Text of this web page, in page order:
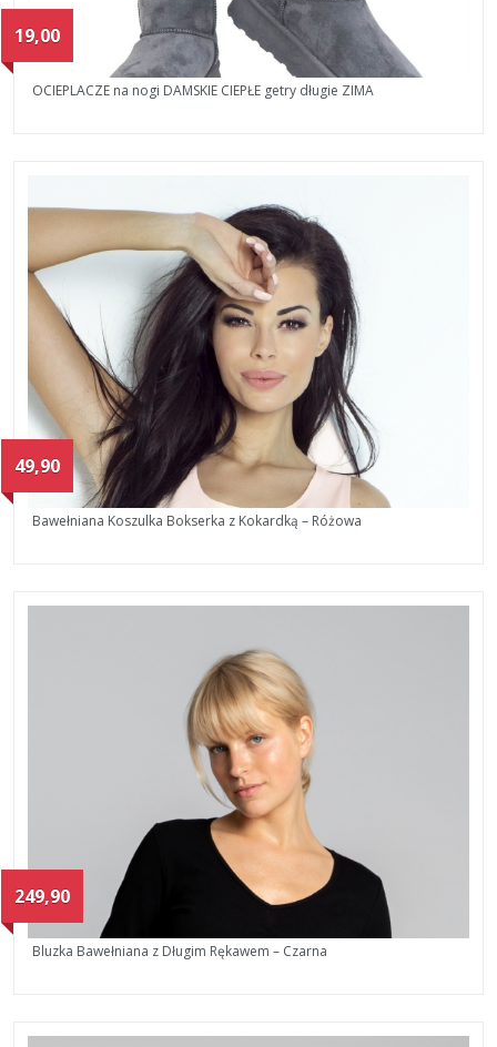
19,00
OCIEPLACZE na nogi DAMSKIE CIEPŁE getry długie ZIMA
49,90
Bawełniana Koszulka Bokserka z Kokardką – Różowa
249,90
Bluzka Bawełniana z Długim Rękawem – Czarna